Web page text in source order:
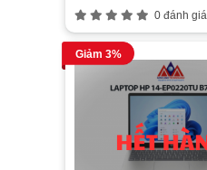
0 đánh giá
Giảm 3%